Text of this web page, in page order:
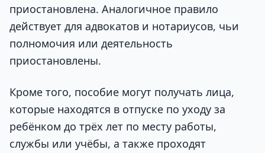
приостановлена. Аналогичное правило
действует для адвокатов и нотариусов, чьи
полномочия или деятельность
приостановлены.
Кроме того, пособие могут получать лица,
которые находятся в отпуске по уходу за
ребёнком до трёх лет по месту работы,
службы или учёбы, а также проходят